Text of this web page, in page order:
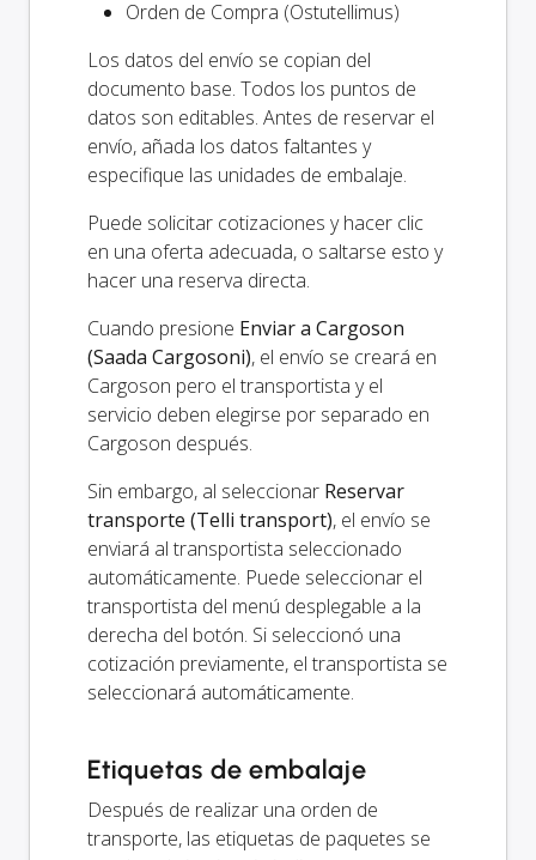
Orden de Compra (Ostutellimus)
Los datos del envío se copian del
documento base. Todos los puntos de
datos son editables. Antes de reservar el
envío, añada los datos faltantes y
especifique las unidades de embalaje.
Puede solicitar cotizaciones y hacer clic
en una oferta adecuada, o saltarse esto y
hacer una reserva directa.
Cuando presione Enviar a Cargoson
(Saada Cargosoni), el envío se creará en
Cargoson pero el transportista y el
servicio deben elegirse por separado en
Cargoson después.
Sin embargo, al seleccionar Reservar
transporte (Telli transport), el envío se
enviará al transportista seleccionado
automáticamente. Puede seleccionar el
transportista del menú desplegable a la
derecha del botón. Si seleccionó una
cotización previamente, el transportista se
seleccionará automáticamente.
Etiquetas de embalaje
Después de realizar una orden de
transporte, las etiquetas de paquetes se